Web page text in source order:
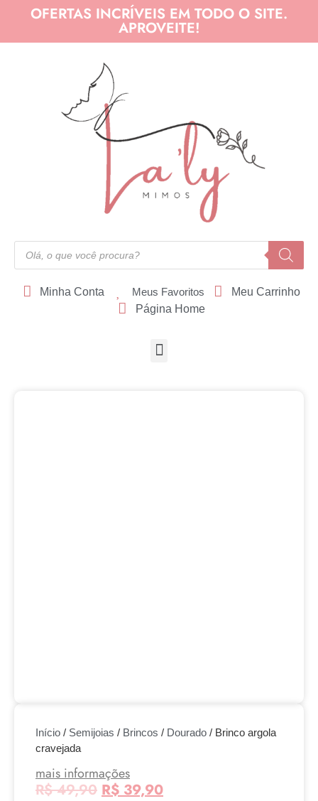
OFERTAS INCRÍVEIS EM TODO O SITE.
APROVEITE!
Minha Conta Meus Favoritos
Meu Carrinho
Página Home
Início / Semijoias / Brincos / Dourado / Brinco argola
cravejada
mais informações
R$49,90 R$ 39,90